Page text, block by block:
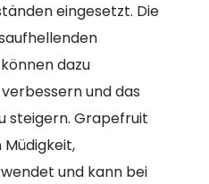
eingesetzt. Die
dazu
und das
steigern. Grapefruit
und kann bei